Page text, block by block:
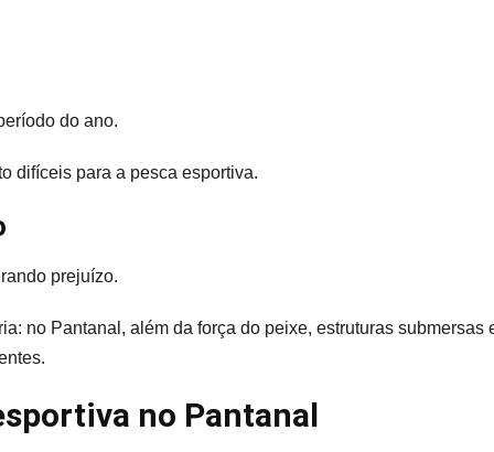
do ano.
difíceis para a pesca esportiva.
prejuízo.
no Pantanal, além da força do peixe, estruturas submersas
no Pantanal